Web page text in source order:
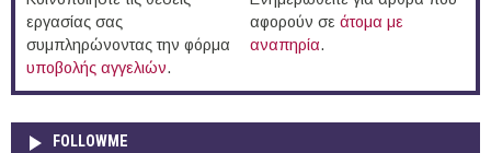
εργασίας σας
συμπληρώνοντας την φόρμα
υποβολής αγγελιών.
αφορούν σε άτομα με
αναπηρία.
FOLLOWME